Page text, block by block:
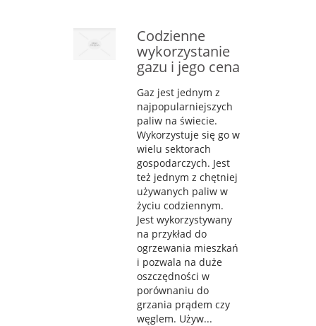
Codzienne
wykorzystanie
gazu i jego cena
Gaz jest jednym z
najpopularniejszych
paliw na świecie.
Wykorzystuje się go w
wielu sektorach
gospodarczych. Jest
też jednym z chętniej
używanych paliw w
życiu codziennym.
Jest wykorzystywany
na przykład do
ogrzewania mieszkań
i pozwala na duże
oszczędności w
porównaniu do
grzania prądem czy
węglem. Używ...